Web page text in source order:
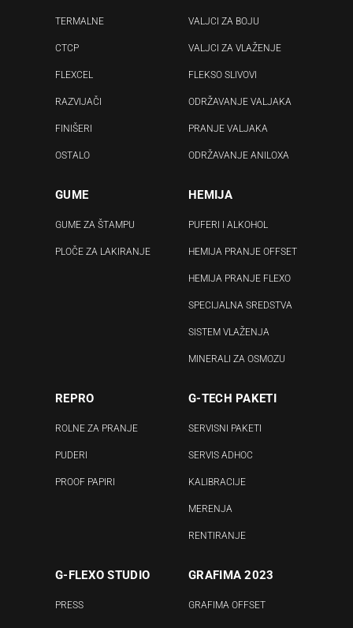
TERMALNE
CTCP
FLEXCEL
RAZVIJAČI
FINIŠERI
OSTALO
VALJCI ZA BOJU
VALJCI ZA VLAŽENJE
FLEKSO SLIVOVI
ODRŽAVANJE VALJAKA
PRANJE VALJAKA
ODRŽAVANJE ANILOXA
GUME
GUME ZA ŠTAMPU
PLOČE ZA LAKIRANJE
HEMIJA
PUFERI I ALKOHOL
HEMIJA PRANJE OFFSET
HEMIJA PRANJE FLEXO
SPECIJALNA SREDSTVA
SISTEM VLAŽENJA
MINERALI ZA OSMOZU
REPRO
ROLNE ZA PRANJE
PUDERI
PROOF PAPIRI
G-TECH PAKETI
SERVISNI PAKETI
SERVIS ADHOC
KALIBRACIJE
MERENJA
RENTIRANJE
G-FLEXO STUDIO
PRESS
GRAFIMA 2023
GRAFIMA OFFSET